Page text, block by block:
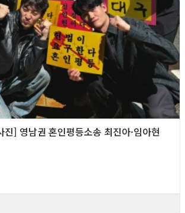
] 영남권 혼인평등소송 최진아·임아현